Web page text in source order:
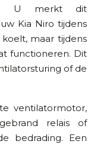
U merkt dit
Kia Niro tijdens
maar tijdens
functioneren. Dit
of de
ventilatormotor,
relais of
bedrading. Een